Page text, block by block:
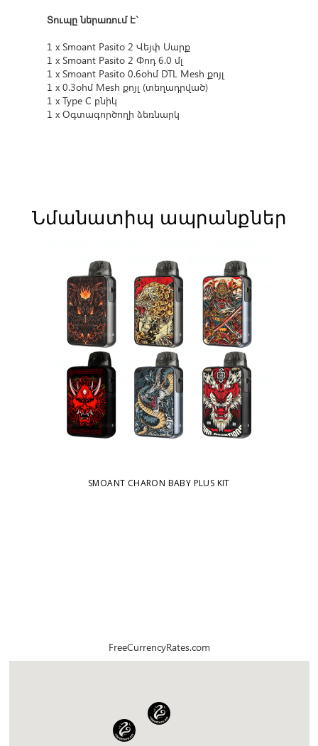
Տուպը ներառում է`
1 x Smoant Pasito 2 Վեյփ Սարք
1 x Smoant Pasito 2 Փոդ 6.0 մլ
1 x Smoant Pasito 0.6օհմ DTL Mesh քոյլ
1 x 0.3օհմ Mesh քոյլ (տեղադրված)
1 x Type C բնիկ
1 x Օգտագործողի ձեռնարկ
Նմանատիպ ապրանքներ
SMOANT CHARON BABY PLUS KIT
FreeCurrencyRates.com